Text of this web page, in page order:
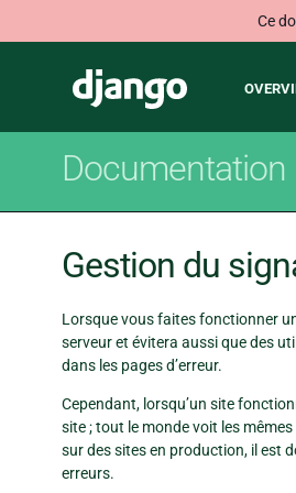
Ce
Main
Documentation
Gestion du
Lorsque vous faites fonctionner
serveur et évitera aussi que des
dans les pages d’erreur.
Cependant, lorsqu’un site
site ; tout le monde voit les
sur des sites en production, il est
erreurs.